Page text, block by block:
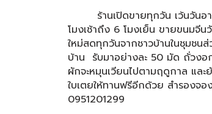
ร้านเปิดขายทุกวัน เว้นวันอ
โมงเช้าถึง 6 โมงเย็น ขายขนมจี
ใหม่สดทุกวันจากชาวบ้านในชุมชน
บ้าน รับมาอย่างละ 50 มัด ถั่วงอ
ผักจะหมุนเวียนไปตามฤดูกาล และ
ใบเตยให้ทานฟรีอีกด้วย สำรองจอ
0951201299